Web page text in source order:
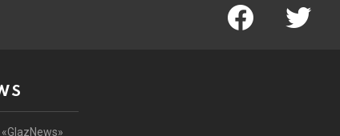
facebook twitter